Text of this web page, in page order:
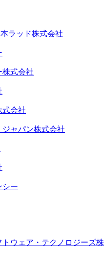
ラッド株式会社
株式会社
式会社
ャパン株式会社
シー
ウェア・テクノロジーズ